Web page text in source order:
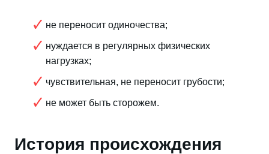
не переносит одиночества;
нуждается в регулярных физических
нагрузках;
чувствительная, не переносит грубости;
не может быть сторожем.
История происхождения